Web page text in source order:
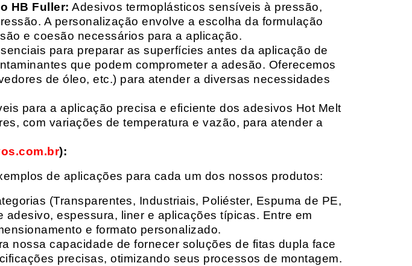
HB Fuller: Adesivos termoplásticos sensíveis à pressão,
A personalização envolve a escolha da formulação
e coesão necessários para a aplicação.
para preparar as superfícies antes da aplicação de
que podem comprometer a adesão. Oferecemos
de óleo, etc.) para atender a diversas necessidades
para a aplicação precisa e eficiente dos adesivos Hot Melt
com variações de temperatura e vazão, para atender a
):
de aplicações para cada um dos nossos produtos:
(Transparentes, Industriais, Poliéster, Espuma de PE,
espessura, liner e aplicações típicas. Entre em
e formato personalizado.
nossa capacidade de fornecer soluções de fitas dupla face
precisas, otimizando seus processos de montagem.